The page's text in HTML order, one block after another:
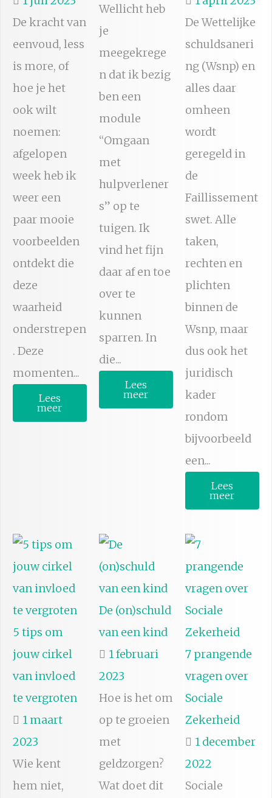
De kracht van
eenvoud, less
is more, of
hoe je het
ook wilt
noemen:
afgelopen
week heb ik
weer een
paar mooie
voorbeelden
ontdekt die
deze
waarheid
onderstrepen
. Deze
momenten...
Lees
meer
Wellicht heb
je
meegekrege
n dat ik bezig
ben een
module
“Omgaan
met
hulpverlener
s” op te
tuigen. Ik
vind het fijn
daar af en toe
over te
kunnen
sparren. In
die...
Lees
meer
De Wettelijke
schuldsaneri
ng (Wsnp) en
alles daar
omheen
wordt
geregeld in
de
Faillissement
swet. Alle
taken,
rechten en
plichten
binnen de
Wsnp, maar
dus ook het
juridisch
kader
rondom
bijvoorbeeld
een...
Lees
meer
5 tips om
jouw cirkel
van invloed
te vergroten
1 maart
2023
Wie kent
hem niet,
De (on)schuld
van een kind
1 februari
2023
Hoe is het om
op te groeien
met
geldzorgen?
Wat doet dit
7 prangende
vragen over
Sociale
Zekerheid
1 december
2022
Sociale